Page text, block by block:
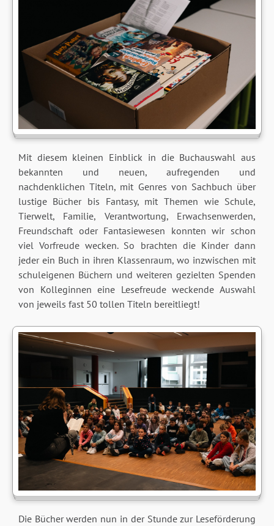
Mit diesem kleinen Einblick in die Buchauswahl aus
bekannten und neuen, aufregenden und
nachdenklichen Titeln, mit Genres von Sachbuch über
lustige Bücher bis Fantasy, mit Themen wie Schule,
Tierwelt, Familie, Verantwortung, Erwachsenwerden,
Freundschaft oder Fantasiewesen konnten wir schon
viel Vorfreude wecken. So brachten die Kinder dann
jeder ein Buch in ihren Klassenraum, wo inzwischen mit
schuleigenen Büchern und weiteren gezielten Spenden
von Kolleginnen eine Lesefreude weckende Auswahl
von jeweils fast 50 tollen Titeln bereitliegt!
Die Bücher werden nun in der Stunde zur Leseförderung